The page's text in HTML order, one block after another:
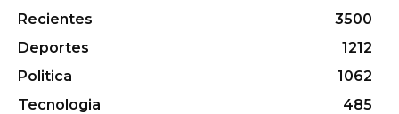
Recientes
3500
Deportes
1212
Politica
1062
Tecnologia
485